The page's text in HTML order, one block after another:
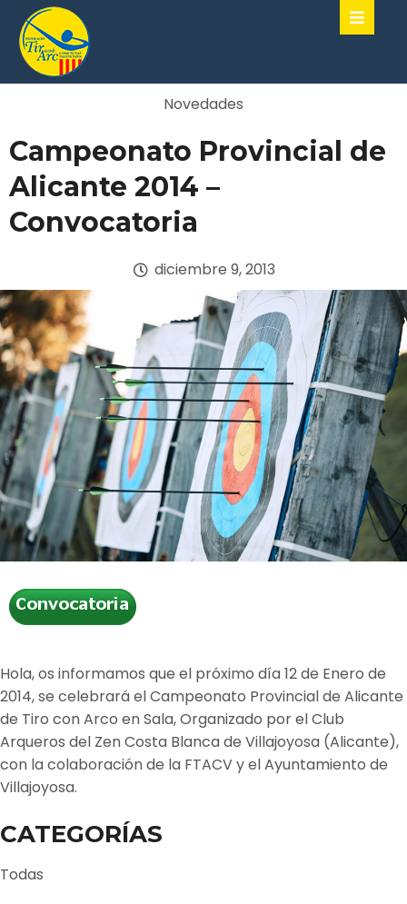
Novedades
Campeonato Provincial de
Alicante 2014 –
Convocatoria
diciembre 9, 2013
Hola, os informamos que el próximo día 12 de Enero de
2014, se celebrará el Campeonato Provincial de Alicante
de Tiro con Arco en Sala, Organizado por el Club
Arqueros del Zen Costa Blanca de Villajoyosa (Alicante),
con la colaboración de la FTACV y el Ayuntamiento de
Villajoyosa.
CATEGORÍAS
Todas